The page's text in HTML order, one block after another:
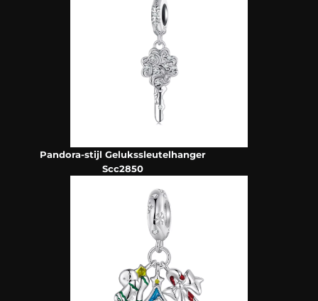
Pandora-stijl Gelukssleutelhanger
Scc2850